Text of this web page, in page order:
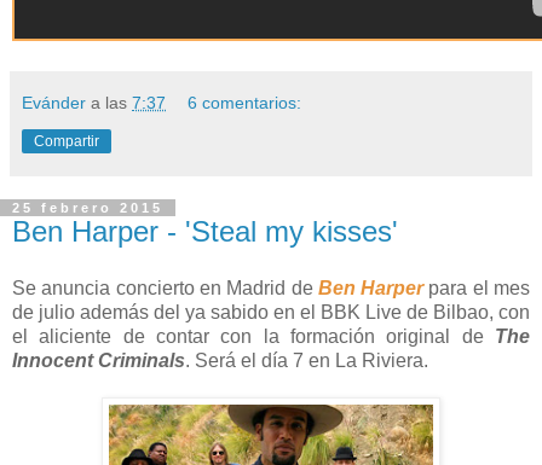
Evánder a las 7:37 6 comentarios:
Compartir
25 febrero 2015
Ben Harper - 'Steal my kisses'
Se anuncia concierto en Madrid de Ben Harperpara el mes
de julio además del ya sabido en el BBK Live de Bilbao, con
el aliciente de contar con la formación original de The
Innocent Criminals. Será el día 7 en La Riviera.